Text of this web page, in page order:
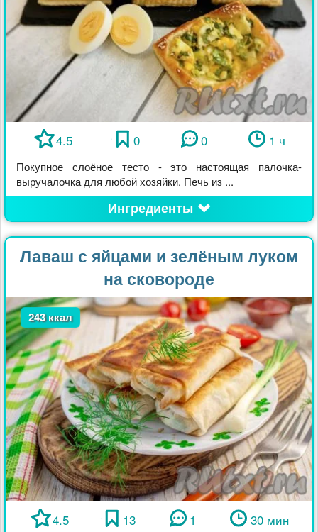
4.5 0 0 1 ч
Покупное слоёное тесто - это настоящая палочка-
выручалочка для любой хозяйки. Печь из ...
Ингредиенты
Лаваш с яйцами и зелёным луком
на сковороде
243 ккал
4.5 13 1 30 мин